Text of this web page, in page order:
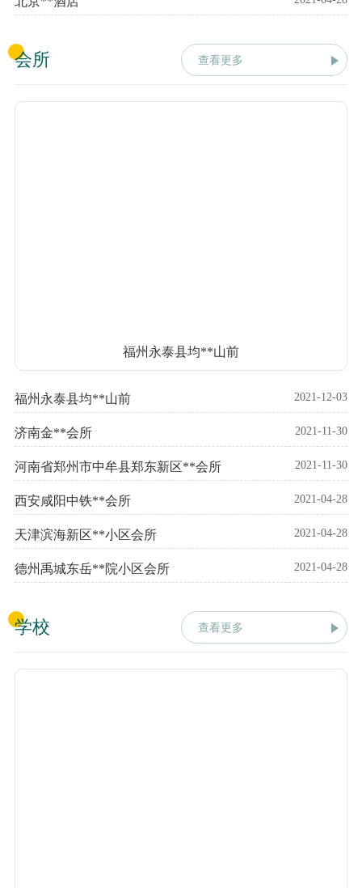
会所 查看更多
福州永泰县均**山前
福州永泰县均**山前 2021-12-03
济南金**会所 2021-11-30
河南省郑州市中牟县郑东新区**会所 2021-11-30
西安咸阳中铁**会所 2021-04-28
天津滨海新区**小区会所 2021-04-28
德州禹城东岳**院小区会所 2021-04-28
学校 查看更多